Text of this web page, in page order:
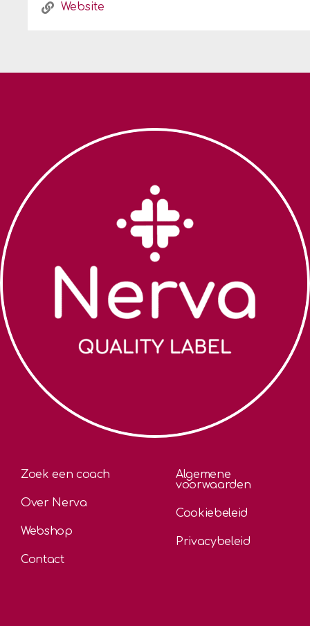
Website
Zoek een coach
Over Nerva
Webshop
Contact
Algemene
voorwaarden
Cookiebeleid
Privacybeleid